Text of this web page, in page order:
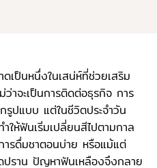
เป็นหนึ่งในเสน่ห์ที่ช่วยเสริม
าจะเป็นการติดต่อธุรกิจ การ
รูปแบบ แต่ในชีวิตประจำวัน
ให้ฟันเริ่มเปลี่ยนสีไปตามกาล
ารดื่มชาตอนบ่าย หรือแม้แต่
ปราน ปัญหาฟันเหลืองจึงกลาย